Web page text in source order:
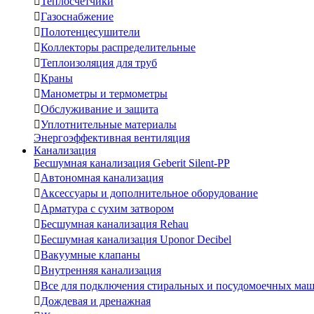
Газоснабжение
Полотенцесушители
Коллекторы распределительные
Теплоизоляция для труб
Краны
Манометры и термометры
Обслуживание и защита
Уплотнительные материалы
Энергоэффективная вентиляция
Канализация
Бесшумная канализация Geberit Silent-PP
Автономная канализация
Аксессуары и дополнительное оборудование
Арматура с сухим затвором
Бесшумная канализация Rehau
Бесшумная канализация Uponor Decibel
Вакуумные клапаны
Внутренняя канализация
Все для подключения стиральных и посудомоечных
Дождевая и дренажная